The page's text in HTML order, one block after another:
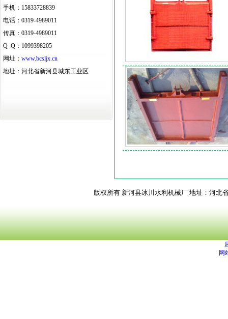
手机：15833728839
电话：0319-4989011
传真：0319-4989011
Q Q：1099398205
网址： www.bcsljx.cn
地址：河北省新河县城东工业区
版权所有 新河县冰川水利机械厂 地址：河北
网